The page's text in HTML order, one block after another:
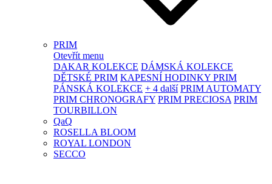
PRIM
Otevřít menu
DAKAR KOLEKCE DÁMSKÁ KOLEKCE
DĚTSKÉ PRIM KAPESNÍ HODINKY PRIM
PÁNSKÁ KOLEKCE + 4 další PRIM AUTOMATY
PRIM CHRONOGRAFY PRIM PRECIOSA PRIM
TOURBILLON
QaQ
ROSELLA BLOOM
ROYAL LONDON
SECCO